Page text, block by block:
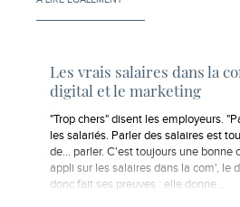
Les vrais salaires dans la
digital et le marketing
"Trop chers" disent les employeurs.
les salariés. Parler des salaires est
de... parler. C'est toujours une bonne
appli sur les salaires dans la com', le
donc fait ses preuves : elle donne…